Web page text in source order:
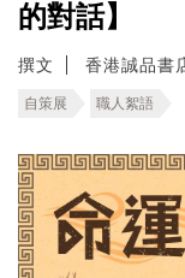
的對話】
撰文 香港誠品書
自策展 職人絮語